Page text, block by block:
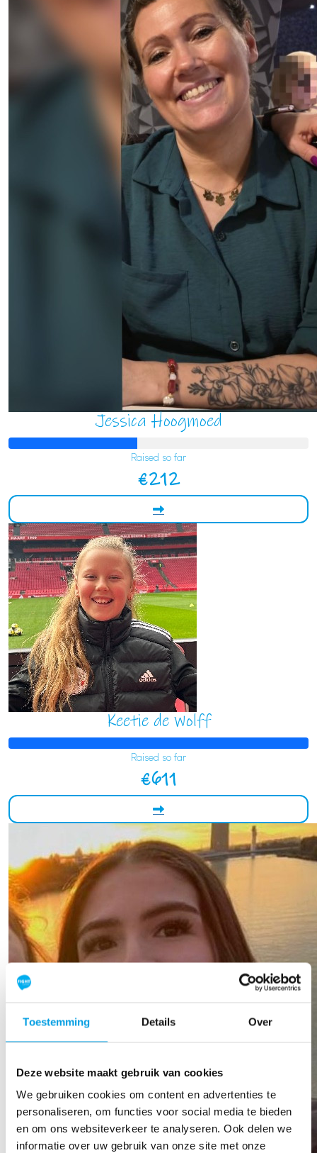
Toestemming Details Over
Deze website maakt gebruik van cookies
We gebruiken cookies om content en advertenties te
personaliseren, om functies voor social media te bieden
en om ons websiteverkeer te analyseren. Ook delen we
informatie over uw gebruik van onze site met onze
Jessica Hoogmoed
Raised so far
€212
Keetie de Wolff
Raised so far
€611